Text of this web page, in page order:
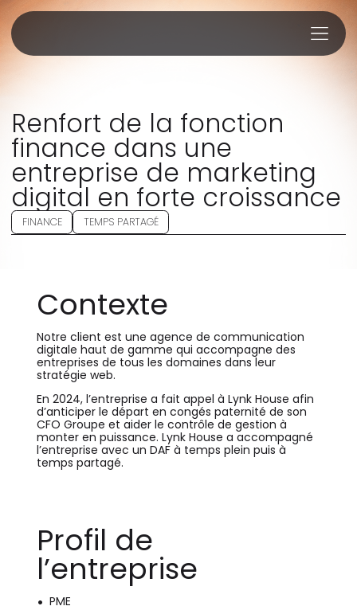
Renfort de la fonction
finance dans une
entreprise de marketing
digital en forte croissance
FINANCE TEMPS PARTAGÉ
Contexte
Notre client est une agence de communication
digitale haut de gamme qui accompagne des
entreprises de tous les domaines dans leur
stratégie web.
En 2024, l’entreprise a fait appel à Lynk House afin
d’anticiper le départ en congés paternité de son
CFO Groupe et aider le contrôle de gestion à
monter en puissance. Lynk House a accompagné
l’entreprise avec un DAF à temps plein puis à
temps partagé.
Profil de
l’entreprise
PME